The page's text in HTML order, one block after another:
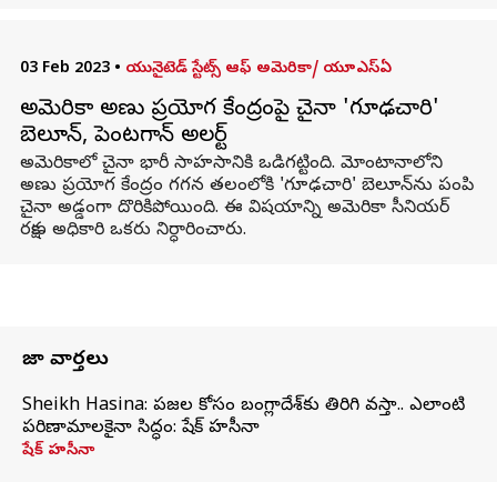
03 Feb 2023 • యునైటెడ్ స్టేట్స్ ఆఫ్ అమెరికా/ యూఎస్ఏ
అమెరికా అణు ప్రయోగ కేంద్రంపై చైనా 'గూఢచారి'
బెలూన్‌, పెంటగాన్ అలర్ట్
అమెరికాలో చైనా భారీ సాహసానికి ఒడిగట్టింది. మోంటానాలోని
అణు ప్రయోగ కేంద్రం గగన తలంలోకి 'గూఢచారి' బెలూన్‌‌ను పంపి
చైనా అడ్డంగా దొరికిపోయింది. ఈ విషయాన్ని అమెరికా సీనియర్
రక్షణ అధికారి ఒకరు నిర్ధారించారు.
తాజా వార్తలు
Sheikh Hasina: ప్రజల కోసం బంగ్లాదేశ్‌కు తిరిగి వస్తా.. ఎలాంటి
పరిణామాలకైనా సిద్ధం: షేక్ హసీనా
షేక్ హసీనా